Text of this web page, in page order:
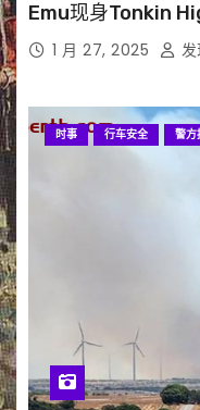
Emu现身Tonkin
1 月 27, 2025
时事 行车安全 警方